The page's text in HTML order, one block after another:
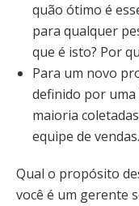
quão ótimo é
para qualquer
que é isto? Por
Para um novo
definido por uma
maioria
equipe de vendas.
Qual o propósito
você é um gerente